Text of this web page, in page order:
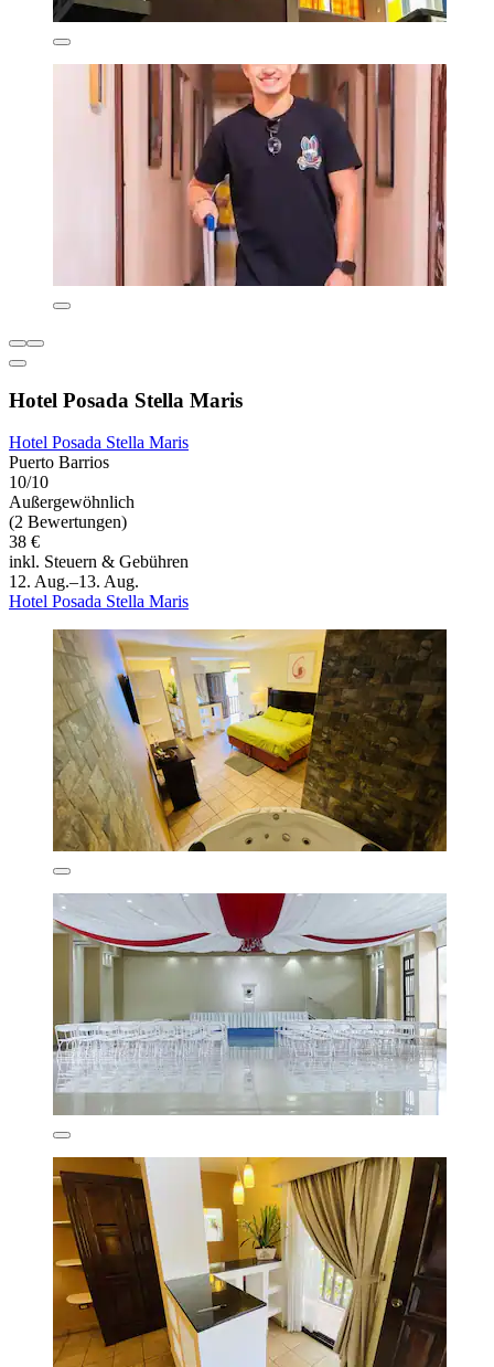
Hotel Posada Stella Maris
Hotel Posada Stella Maris
Puerto Barrios
10/10
Außergewöhnlich
(2 Bewertungen)
38 €
inkl. Steuern & Gebühren
12. Aug.–13. Aug.
Hotel Posada Stella Maris